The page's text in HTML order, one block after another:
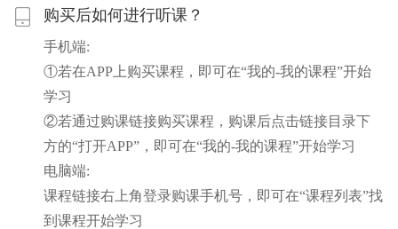
购买后如何进行听课？
手机端:
①若在APP上购买课程，即可在“我的-我的课程”开始
学习
②若通过购课链接购买课程，购课后点击链接目录下
方的“打开APP”，即可在“我的-我的课程”开始学习
电脑端:
课程链接右上角登录购课手机号，即可在“课程列表”找
到课程开始学习